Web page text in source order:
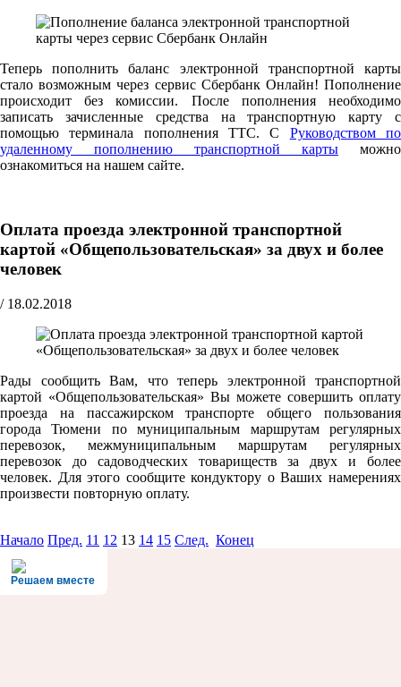
Теперь пополнить баланс электронной транспортной карты
стало возможным через сервис Сбербанк Онлайн! Пополнение
происходит без комиссии. После пополнения необходимо
записать зачисленные средства на транспортную карту с
помощью терминала пополнения ТТС. С Руководством по
удаленному пополнению транспортной карты можно
ознакомиться на нашем сайте.
Оплата проезда электронной транспортной
картой «Общепользовательская» за двух и более
человек
/ 18.02.2018
Рады сообщить Вам, что теперь электронной транспортной
картой «Общепользовательская» Вы можете совершить оплату
проезда на пассажирском транспорте общего пользования
города Тюмени по муниципальным маршрутам регулярных
перевозок, межмуниципальным маршрутам регулярных
перевозок до садоводческих товариществ за двух и более
человек. Для этого сообщите кондуктору о Ваших намерениях
произвести повторную оплату.
Начало Пред. 11 12 13 14 15 След. Конец
Решаем вместе